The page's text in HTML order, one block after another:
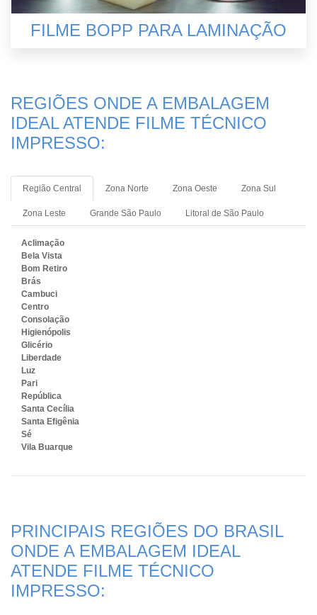
FILME BOPP PARA LAMINAÇÃO
REGIÕES ONDE A EMBALAGEM
IDEAL ATENDE FILME TÉCNICO
IMPRESSO:
Região Central Zona Norte Zona Oeste Zona Sul
Zona Leste Grande São Paulo Litoral de São Paulo
Aclimação
Bela Vista
Bom Retiro
Brás
Cambuci
Centro
Consolação
Higienópolis
Glicério
Liberdade
Luz
Pari
República
Santa Cecília
Santa Efigênia
Sé
Vila Buarque
PRINCIPAIS REGIÕES DO BRASIL
ONDE A EMBALAGEM IDEAL
ATENDE FILME TÉCNICO
IMPRESSO: